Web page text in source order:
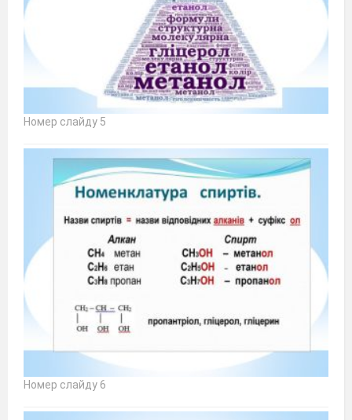
Номер слайду 5
Номер слайду 6